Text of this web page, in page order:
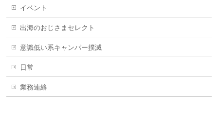
イベント
出海のおじさまセレクト
意識低い系キャンパー撲滅
日常
業務連絡